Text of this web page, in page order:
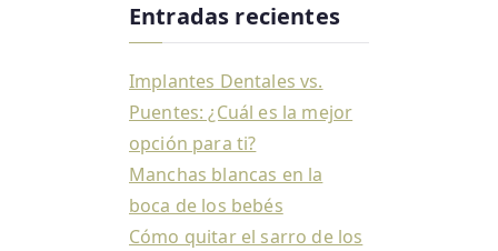
Entradas recientes
Implantes Dentales vs.
Puentes: ¿Cuál es la mejor
opción para ti?
Manchas blancas en la
boca de los bebés
Cómo quitar el sarro de los